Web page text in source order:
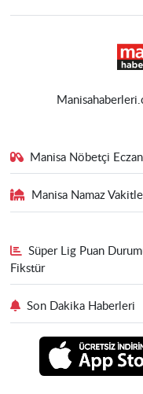
Manisa Nöbetçi
Manisa Namaz
Süper Lig Puan
Fikstür
Son Dakika Haberleri